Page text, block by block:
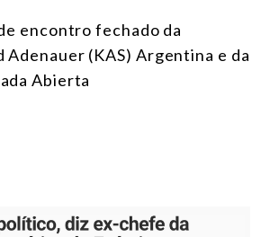
encontro fechado da
Adenauer (KAS) Argentina e da
Abierta